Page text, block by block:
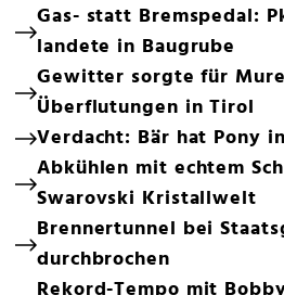
Gas- statt Bremspedal:
landete in Baugrube
Gewitter sorgte für
Überflutungen in Tirol
Verdacht: Bär hat Pony
Abkühlen mit echtem
Swarovski Kristallwelt
Brennertunnel bei
durchbrochen